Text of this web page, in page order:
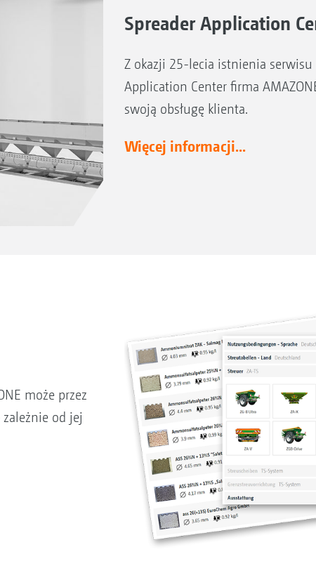
Spreader Application
Z okazji 25-lecia istnienia
Application Center firma
swoją obsługę klienta.
Więcej informacji...
może przez
od jej